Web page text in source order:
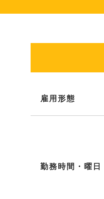
雇用形態
勤務時間・曜日